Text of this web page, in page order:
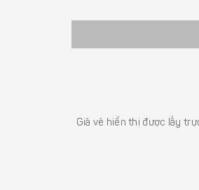
Giá vé hiển thị được lấy